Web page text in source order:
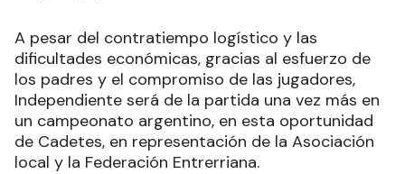
A pesar del contratiempo logístico y las
dificultades económicas, gracias al esfuerzo de
los padres y el compromiso de las jugadores,
Independiente será de la partida una vez más en
un campeonato argentino, en esta oportunidad
de Cadetes, en representación de la Asociación
local y la Federación Entrerriana.